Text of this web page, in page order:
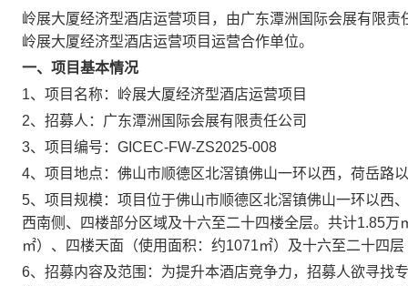
岭展大厦经济型酒店运营项目，由广东潭洲国际会展有限
岭展大厦经济型酒店运营项目运营合作单位。
一、项目基本情况
1、项目名称：岭展大厦经济型酒店运营项目
2、招募人：广东潭洲国际会展有限责任公司
3、项目编号：GICEC-FW-ZS2025-008
4、项目地点：佛山市顺德区北滘镇佛山一环以西，荷岳路
5、项目规模：项目位于佛山市顺德区北滘镇佛山一环以西
西南侧、四楼部分区域及十六至二十四楼全层。共计1.85
㎡）、四楼天面（使用面积：约1071㎡）及十六至二十四
6、招募内容及范围：为提升本酒店竞争力，招募人欲寻找